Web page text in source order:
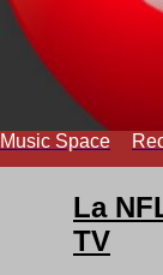
Music Space
La
TV